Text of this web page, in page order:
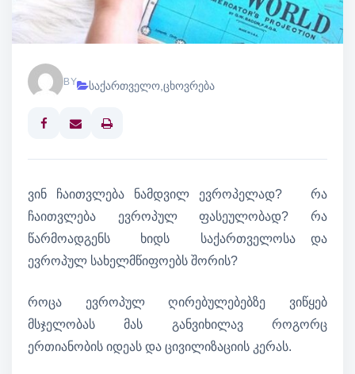
BY საქართველო ცხოვრება
Print
ვინ ჩაითვლება ნამდვილ ევროპელად? რა
ჩაითვლება ევროპულ ფასეულობად? რა
წარმოადგენს ხიდს საქართველოსა და
ევროპულ სახელმწიფოებს შორის?
როცა ევროპულ ღირებულებებზე ვიწყებ
მსჯელობას მას განვიხილავ როგორც
ერთიანობის იდეას და ცივილიზაციის კერას.